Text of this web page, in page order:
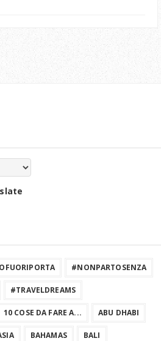
#NONPARTOSENZA
#TRAVELDREAMS
10 COSE DA FARE A... ABU DHABI
BAHAMAS BALI